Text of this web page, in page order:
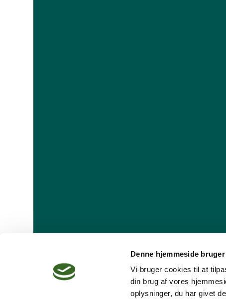
Denne hjemmeside
Vi bruger cookies til at
din brug af vores
oplysninger, du har givet
Dansk Psykoterapeutforening